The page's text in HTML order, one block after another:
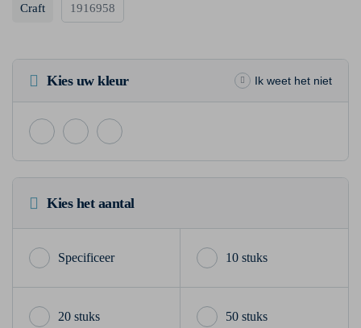
Craft 1916958
Kies uw kleur Ik weet het niet
Kies het aantal
10 stuks
20 stuks 50 stuks